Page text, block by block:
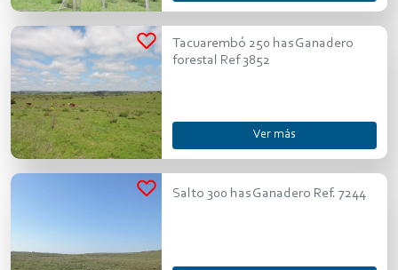
Tacuarembó 250 has Ganadero
forestal Ref 3852
Ver más
Salto 300 has Ganadero Ref. 7244